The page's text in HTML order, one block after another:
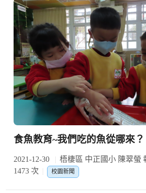
食魚教育~我們吃的魚從哪來？
2021-12-30 梧棲區 中正國小 陳翠螢
1473 次
校園新聞